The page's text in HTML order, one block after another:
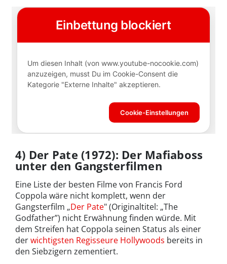
4) Der Pate (1972): Der Mafiaboss
unter den Gangsterfilmen
Eine Liste der besten Filme von Francis Ford
Coppola wäre nicht komplett, wenn der
Gangsterfilm „Der Pate" (Originaltitel: „The
Godfather”) nicht Erwähnung finden würde. Mit
dem Streifen hat Coppola seinen Status als einer
derwichtigsten Regisseure Hollywoods bereits in
den Siebzigern zementiert.